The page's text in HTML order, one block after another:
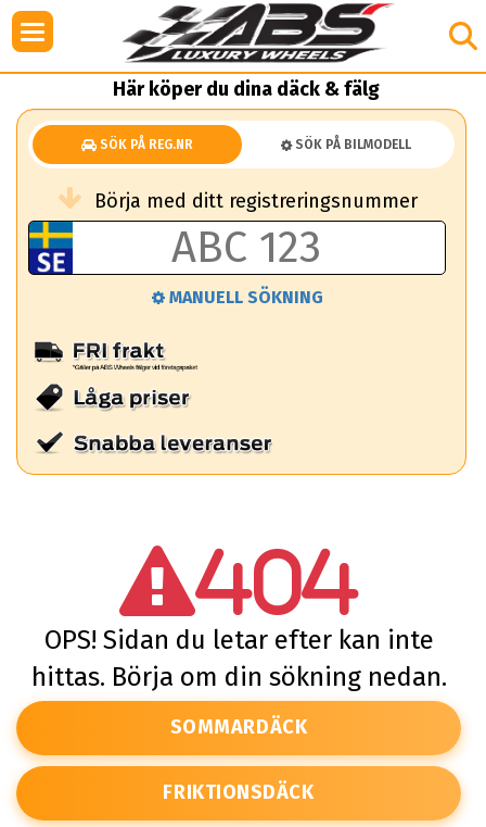
Här köper du dina däck & fälg
SÖK PÅ REG.NR SÖK PÅ BILMODELL
Börja med ditt registreringsnummer
MANUELL SÖKNING
404
OPS! Sidan du letar efter kan inte
hittas. Börja om din sökning nedan.
SOMMARDÄCK
FRIKTIONSDÄCK